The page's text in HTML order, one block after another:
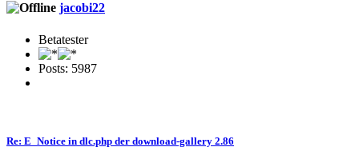
jacobi22
Betatester
Posts: 5987
Re: E_Notice in dlc.php der download-gallery 2.86